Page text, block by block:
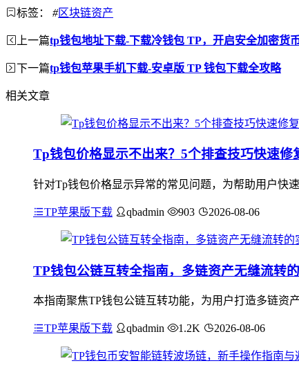
标签： #区块链资产
上一篇tp钱包地址下载-下载冷钱包 TP，开启安全加密货
下一篇tp钱包苹果手机下载-安卓版 TP 钱包下载全攻略
相关文章
Tp钱包价格显示不出来？5个排查技巧快速修
针对Tp钱包价格显示异常的常见问题，为帮助用户快
TP苹果版下载 qbadmin 903 2026-08-06
TP钱包公链互转全指南，多链资产无缝流转
本指南聚焦TP钱包公链互转功能，为用户打造多链资
TP苹果版下载 qbadmin 1.2K 2026-08-06